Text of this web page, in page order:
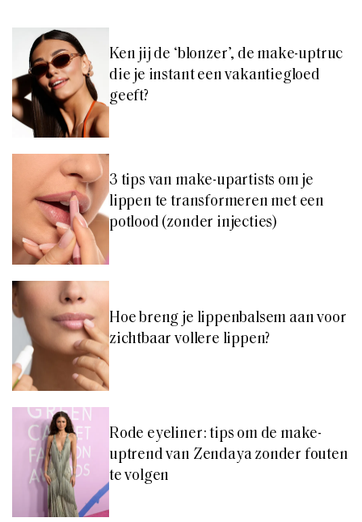
Ken jij de ‘blonzer’, de make-uptruc
die je instant een vakantiegloed
geeft?
3 tips van make-upartists om je
lippen te transformeren met een
potlood (zonder injecties)
Hoe breng je lippenbalsem aan voor
zichtbaar vollere lippen?
Rode eyeliner: tips om de make-
uptrend van Zendaya zonder fouten
te volgen